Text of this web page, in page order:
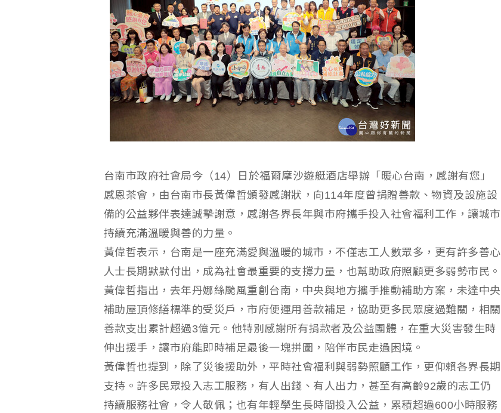
台南市政府社會局今（14）日於福爾摩沙遊艇酒店舉辦「暖心台南，感謝有您」
感恩茶會，由台南市長黃偉哲頒發感謝狀，向114年度曾捐贈善款、物資及設施設
備的公益夥伴表達誠摯謝意，感謝各界長年與市府攜手投入社會福利工作，讓城市
持續充滿溫暖與善的力量。
黃偉哲表示，台南是一座充滿愛與溫暖的城市，不僅志工人數眾多，更有許多善心
人士長期默默付出，成為社會最重要的支撐力量，也幫助政府照顧更多弱勢市民。
黃偉哲指出，去年丹娜絲颱風重創台南，中央與地方攜手推動補助方案，未達中央
補助屋頂修繕標準的受災戶，市府便運用善款補足，協助更多民眾度過難關，相關
善款支出累計超過3億元。他特別感謝所有捐款者及公益團體，在重大災害發生時
伸出援手，讓市府能即時補足最後一塊拼圖，陪伴市民走過困境。
黃偉哲也提到，除了災後援助外，平時社會福利與弱勢照顧工作，更仰賴各界長期
支持。許多民眾投入志工服務，有人出錢、有人出力，甚至有高齡92歲的志工仍
持續服務社會，令人敬佩；也有年輕學生長時間投入公益，累積超過600小時服務